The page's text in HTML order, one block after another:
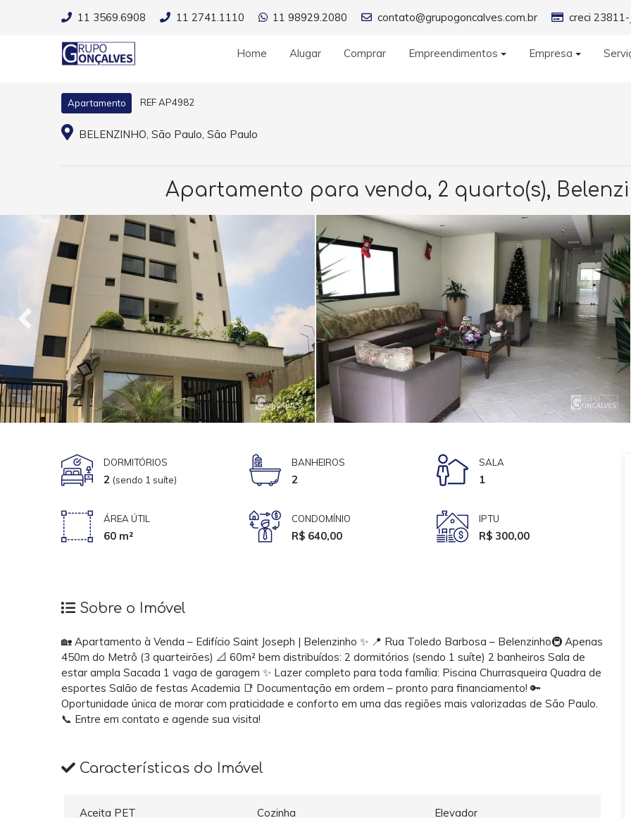
11 3569.6908 11 2741.1110 11 98929.2080 contato@grupogoncalves.com.br creci 23811-
Home Alugar Comprar Empreendimentos Empresa
Apartamento REF AP4982
BELENZINHO, São Paulo, São Paulo
Apartamento para venda, 2 quarto(s),
DORMITÓRIOS
2 (sendo 1 suíte)
BANHEIROS
2
SALA
1
ÁREA ÚTIL
60 m²
CONDOMÍNIO
R$ 640,00
IPTU
R$ 300,00
Sobre o Imóvel
🏡 Apartamento à Venda – Edifício Saint Joseph | Belenzinho ✨ 📍 Rua Toledo Barbosa – Belenzinho🚇 Apenas
450m do Metrô (3 quarteirões) 📐 60m² bem distribuídos: 2 dormitórios (sendo 1 suíte) 2 banheiros Sala de
estar ampla Sacada 1 vaga de garagem ✨ Lazer completo para toda família: Piscina Churrasqueira Quadra de
esportes Salão de festas Academia 📑 Documentação em ordem – pronto para financiamento! 🔑
Oportunidade única de morar com praticidade e conforto em uma das regiões mais valorizadas de São Paulo.
📞 Entre em contato e agende sua visita!
Características do Imóvel
Aceita PET Cozinha
Elevador